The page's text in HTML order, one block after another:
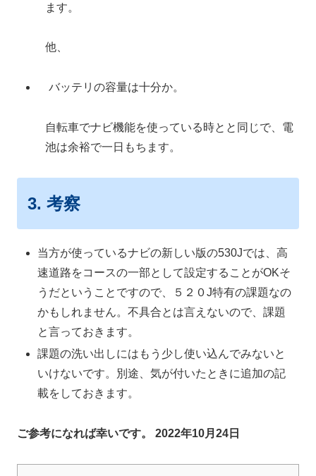
ます。
他、
バッテリの容量は十分か。
自転車でナビ機能を使っている時とと同じで、電
池は余裕で一日もちます。
3. 考察
当方が使っているナビの新しい版の530Jでは、高
速道路をコースの一部として設定することがOKそ
うだということですので、５２０J特有の課題なの
かもしれません。不具合とは言えないので、課題
と言っておきます。
課題の洗い出しにはもう少し使い込んでみないと
いけないです。別途、気が付いたときに追加の記
載をしておきます。
ご参考になれば幸いです。 2022年10月24日